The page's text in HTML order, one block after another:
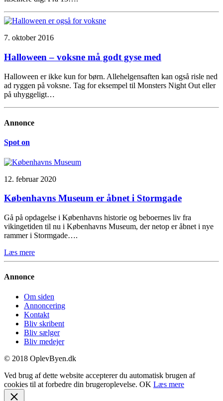
7. oktober 2016
Halloween – voksne må godt gyse med
Halloween er ikke kun for børn. Allehelgensaften kan også risle ned
ad ryggen på voksne. Tag for eksempel til Monsters Night Out eller
på uhyggeligt…
Annonce
Spot on
12. februar 2020
Københavns Museum er åbnet i Stormgade
Gå på opdagelse i Københavns historie og beboernes liv fra
vikingetiden til nu i Københavns Museum, der netop er åbnet i nye
rammer i Stormgade….
Læs mere
Annonce
Om siden
Annoncering
Kontakt
Bliv skribent
Bliv sælger
Bliv medejer
© 2018 OplevByen.dk
Ved brug af dette website accepterer du automatisk brugen af
cookies til at forbedre din brugeroplevelse. OK Læs mere